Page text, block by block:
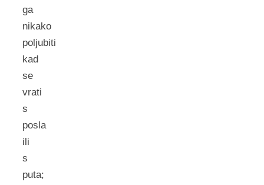
ga
nikako
poljubiti
kad
se
vrati
s
posla
ili
s
puta;